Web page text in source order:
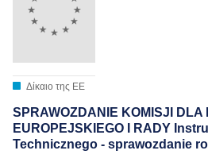
Δίκαιο της ΕΕ
SPRAWOZDANIE KOMISJI DLA
EUROPEJSKIEGO I RADY
Technicznego - sprawozdanie